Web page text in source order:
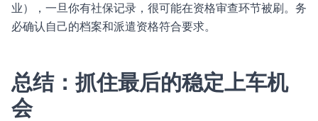
业），一旦你有社保记录，很可能在资格审查环节被刷。务
必确认自己的档案和派遣资格符合要求。
总结：抓住最后的稳定上车机
会